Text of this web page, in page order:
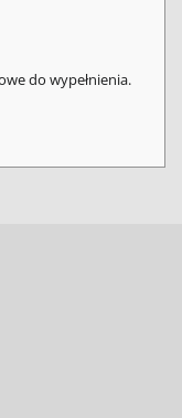
do wypełnienia.